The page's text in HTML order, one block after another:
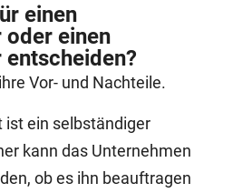
einen
einen
Vor- und Nachteile.
ist ein selbständiger
kann das Unternehmen
ob es ihn beauftragen